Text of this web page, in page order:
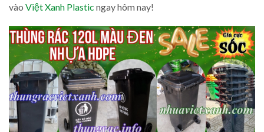
vào Việt Xanh Plastic ngay hôm nay!